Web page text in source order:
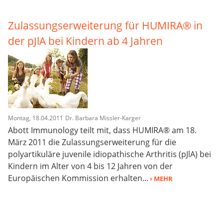
Zulassungserweiterung für HUMIRA® in
der pJlA bei Kindern ab 4 Jahren
Montag, 18.04.2011 Dr. Barbara Missler-Karger
Abott Immunology teilt mit, dass HUMIRA® am 18.
März 2011 die Zulassungserweiterung für die
polyartikuläre juvenile idiopathische Arthritis (pJlA) bei
Kindern im Alter von 4 bis 12 Jahren von der
Europäischen Kommission erhalten... › MEHR